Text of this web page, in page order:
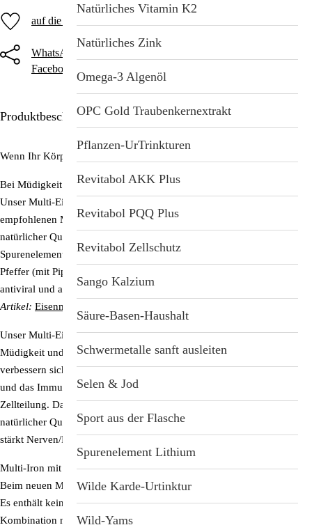
auf die Merkliste
WhatsApp
Facebook
Produktbeschreibung
Wenn Ihr Körper Eisen braucht – bei Müdigkeit & Erschöpfung
Bei Müdigkeit und Erschöpfung braucht Ihr Körper dringend Eisen.
Unser Multi-Eisen versorgt den Körper mit 50 Prozent der täglich
empfohlenen Menge an organisch gebundenem Eisen. Es stammt aus
natürlicher Quelle und ist optimal bioverfügbar. Kombiniert wird das
Spurenelement mit Brennnesselsamen, Rosmarin, Zimt und schwarzem
Pfeffer (mit Piperin). Diese Mischung ist besonders stark antibakteriell,
antiviral und antimykotisch.Für mehr Information lesen Sie unseren
Artikel: Eisenmangel – was tun?
Unser Multi-Eisen für Ihr Wohlbefinden
Müdigkeit und Erschöpfung werden reduziert, kognitive Leistungen
verbessern sich, die Bildung von roten Blutkörperchen wird angeregt
und das Immunsystem gestärkt. Eisen ist zudem wichtig für die
Zellteilung. Das enthaltene Vitamin B12 stammt ebenfalls aus
natürlicher Quelle. Es wirkt Müdigkeit und Erschöpfung entgegen,
stärkt Nerven/Psyche und unterstützt den Energiestoffwechsel.
Multi-Iron mit verbesserter Rezeptur!
Beim neuen Multi-Iron handelt es sich um eine verbesserte Rezeptur.
Es enthält kein Vitamin C mehr. Es hat sich gezeigt, dass die
Kombination mit Vitamin C nur dann Vorteile bringt, wenn die
Natürliches Vitamin K2
Natürliches Zink
Omega-3 Algenöl
OPC Gold Traubenkernextrakt
Pflanzen-UrTrinkturen
Revitabol AKK Plus
Revitabol PQQ Plus
Revitabol Zellschutz
Sango Kalzium
Säure-Basen-Haushalt
Schwermetalle sanft ausleiten
Selen & Jod
Sport aus der Flasche
Spurenelement Lithium
Wilde Karde-Urtinktur
Wild-Yams